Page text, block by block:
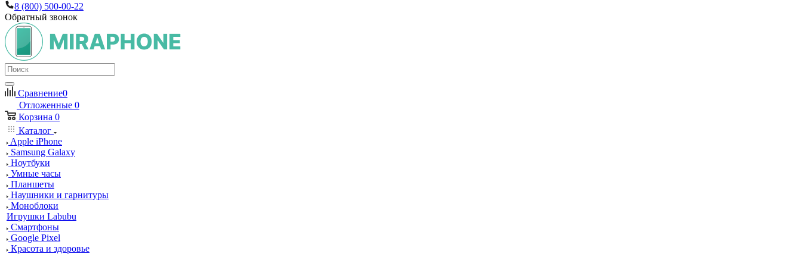
8 (800) 500-00-22
Обратный звонок
Сравнение0
Отложенные 0
Корзина 0
Каталог
Apple iPhone
Samsung Galaxy
Ноутбуки
Умные часы
Планшеты
Наушники и гарнитуры
Моноблоки
Игрушки Labubu
Смартфоны
Google Pixel
Красота и здоровье